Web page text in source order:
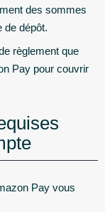
des sommes
de dépôt.
règlement que
Pay pour couvrir
Pay vous